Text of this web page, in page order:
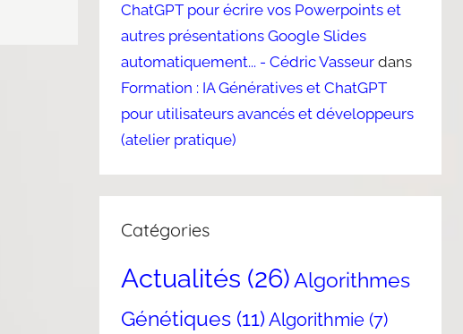
ChatGPT pour écrire vos Powerpoints et
autres présentations Google Slides
automatiquement... - Cédric Vasseur dans
Formation : IA Génératives et ChatGPT
pour utilisateurs avancés et développeurs
(atelier pratique)
Catégories
Actualités (26) Algorithmes
Génétiques (11)Algorithmie (7)